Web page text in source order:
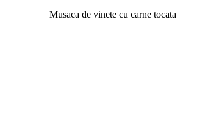
Musaca de vinete cu carne tocata